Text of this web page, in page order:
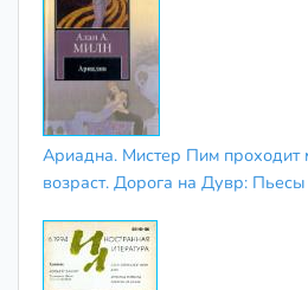
Ариадна. Мистер Пим проходит
возраст. Дорога на Дувр: Пьесы